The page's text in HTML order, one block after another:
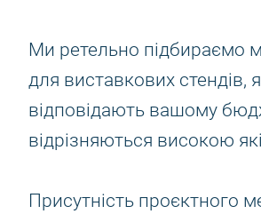
Ми ретельно підбираємо
для виставкових стендів,
відповідають вашому
відрізняються високою
Присутність проєктного